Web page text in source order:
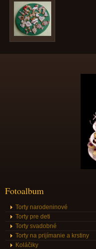
Fotoalbum
Torty narodeninové
Torty pre deti
Torty svadobné
Torty na prijímanie a krstiny
Koláčiky